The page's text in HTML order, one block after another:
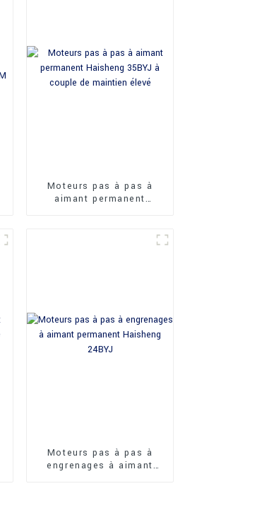
Moteurs pas à pas à
aimant permanent
Moteurs pas à pas à
engrenages à aimant